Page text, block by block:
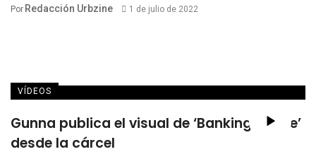
Por Redacción Urbzine 1 de julio de 2022
VÍDEOS
Gunna publica el visual de ‘Banking On Me’
desde la cárcel